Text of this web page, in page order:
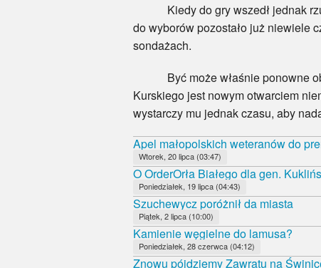
Kiedy do gry wszedł jednak
do wyborów pozostało już niewiele
sondażach.
Być może właśnie ponowne
Kurskiego jest nowym otwarciem
wystarczy mu jednak czasu, aby
Apel małopolskich weteranów do
Wtorek, 20 lipca (03:47)
O OrderOrła Białego dla gen.
Poniedziałek, 19 lipca (04:43)
Szuchewycz poróżnił da miasta
Piątek, 2 lipca (10:00)
Kamienie węgielne do lamusa?
Poniedziałek, 28 czerwca (04:12)
Znowu pójdziemy Zawratu na